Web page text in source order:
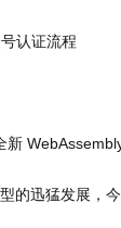
认证流程
新
的迅猛发展，